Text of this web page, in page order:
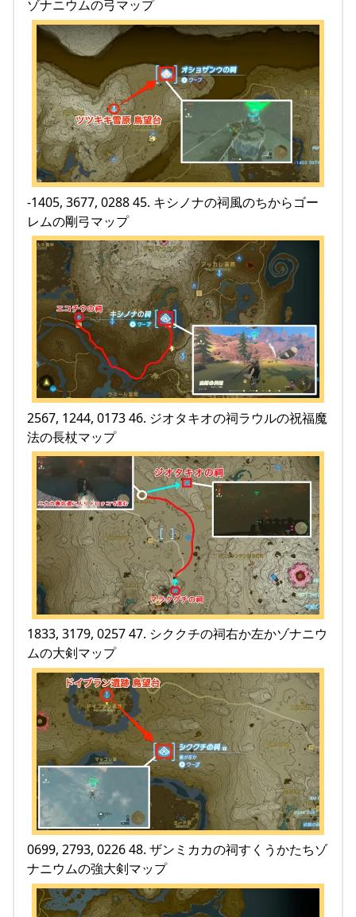
ゾナニウムの弓マップ
-1405, 3677, 0288 45. キシノナの祠風のちからゴー
レムの剛弓マップ
2567, 1244, 0173 46. ジオタキオの祠ラウルの祝福魔
法の長杖マップ
1833, 3179, 0257 47. シククチの祠右か左かゾナニウ
ムの大剣マップ
0699, 2793, 0226 48. ザンミカカの祠すくうかたちゾ
ナニウムの強大剣マップ